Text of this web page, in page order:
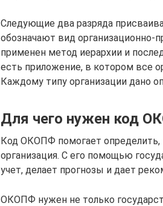
Следующие два разряда
обозначают вид
применен метод иерархии и
есть приложение, в котором все
Каждому типу организации дано
Для чего нужен код
Код ОКОПФ помогает определить,
организация. С его помощью
учет, делает прогнозы и дает
ОКОПФ нужен не только